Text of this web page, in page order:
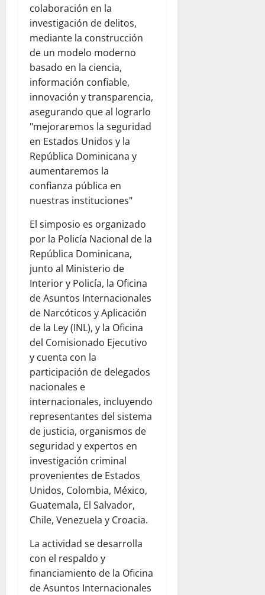
colaboración en la
investigación de delitos,
mediante la construcción
de un modelo moderno
basado en la ciencia,
información confiable,
innovación y transparencia,
asegurando que al lograrlo
"mejoraremos la seguridad
en Estados Unidos y la
República Dominicana y
aumentaremos la
confianza pública en
nuestras instituciones"
El simposio es organizado
por la Policía Nacional de la
República Dominicana,
junto al Ministerio de
Interior y Policía, la Oficina
de Asuntos Internacionales
de Narcóticos y Aplicación
de la Ley (INL), y la Oficina
del Comisionado Ejecutivo
y cuenta con la
participación de delegados
nacionales e
internacionales, incluyendo
representantes del sistema
de justicia, organismos de
seguridad y expertos en
investigación criminal
provenientes de Estados
Unidos, Colombia, México,
Guatemala, El Salvador,
Chile, Venezuela y Croacia.
La actividad se desarrolla
con el respaldo y
financiamiento de la Oficina
de Asuntos Internacionales